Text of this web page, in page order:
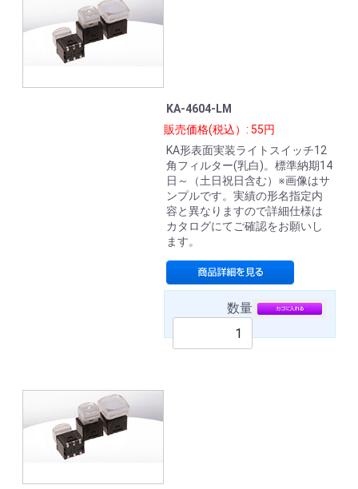
KA-4604-LM
販売価格(税込）: 55円
KA形表面実装ライトスイッチ12
角フィルター(乳白)。標準納期14
日～（土日祝日含む）※画像はサ
ンプルです。実績の形名指定内
容と異なりますので詳細仕様は
カタログにてご確認をお願いし
ます。
数量